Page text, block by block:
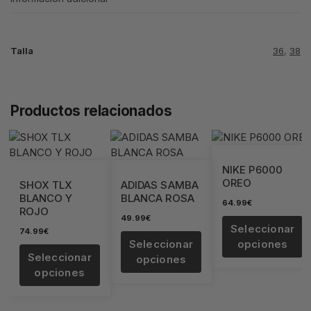
Talla 36, 38
Productos relacionados
SHOX TLX
BLANCO Y
ROJO
74.99€
Seleccionar
opciones
ADIDAS SAMBA
BLANCA ROSA
49.99€
Seleccionar
opciones
NIKE P6000
OREO
64.99€
Seleccionar
opciones